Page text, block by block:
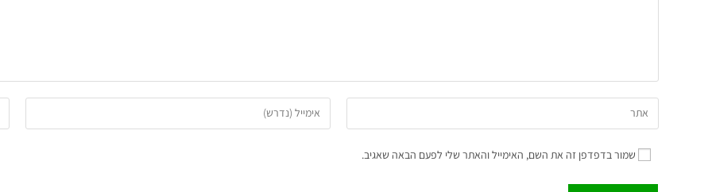
שמור בדפדפן זה את השם, האימייל והאתר שלי לפעם הבאה שאגיב.